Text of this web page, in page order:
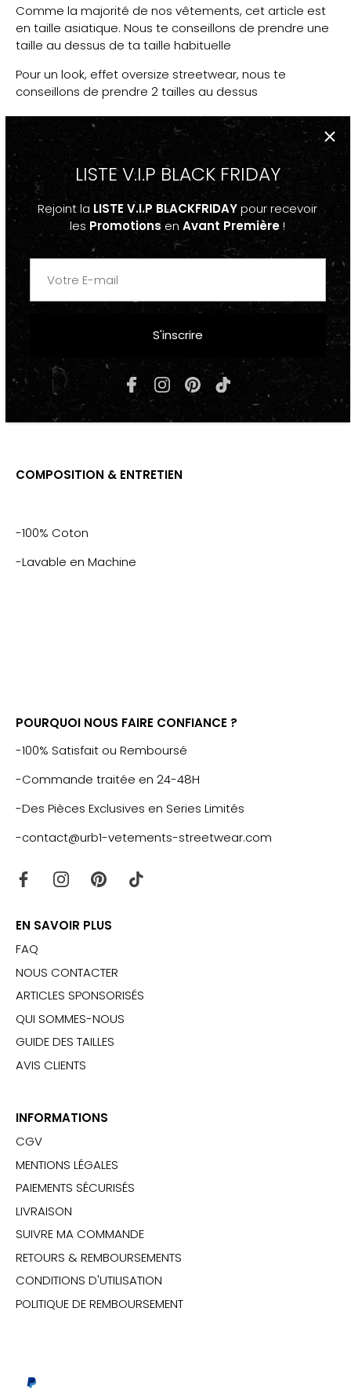
Comme la majorité de nos vêtements, cet article est
en taille asiatique. Nous te conseillons de prendre une
taille au dessus de ta taille habituelle
Pour un look, effet oversize streetwear, nous te
conseillons de prendre 2 tailles au dessus
PS : La majorité du temps, pour augmenter le coté
Oversize, les models portent les vêtements dans la
plus grande taille disponible.
PPS: Si tu as un doute, réfère-toi au guide des taille
D ESCRIPTION
-Sweatshirt Hoodie à capuche Imprimé Oversize Beige
"HONEY"
-1 poches
-Élastique de maintient à la taille et aux poignets
-Fashion, Tendance
COMPOSITION & ENTRETIEN
-100% Coton
-Lavable en Machine
LISTE V.I.P BLACK FRIDAY
Rejoint la LISTE V.I.P BLACKFRIDAYpour recevoir
les Promotions en Avant Première!
S'inscrire
POURQUOI NOUS FAIRE CONFIANCE ?
-100% Satisfait ou Remboursé
-Commande traitée en 24-48H
-Des Pièces Exclusives en Series Limités
-contact@urb1-vetements-streetwear.com
EN SAVOIR PLUS
FAQ
NOUS CONTACTER
ARTICLES SPONSORISÉS
QUI SOMMES-NOUS
GUIDE DES TAILLES
AVIS CLIENTS
INFORMATIONS
CGV
MENTIONS LÉGALES
PAIEMENTS SÉCURISÉS
LIVRAISON
SUIVRE MA COMMANDE
RETOURS & REMBOURSEMENTS
CONDITIONS D'UTILISATION
POLITIQUE DE REMBOURSEMENT